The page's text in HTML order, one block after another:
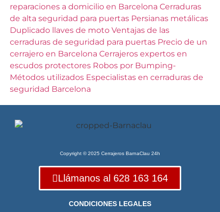
reparaciones a domicilio en Barcelona Cerraduras
de alta seguridad para puertas Persianas metálicas
Duplicado llaves de moto Ventajas de las
cerraduras de seguridad para puertas Precio de un
cerrajero en Barcelona Cerrajeros expertos en
escudos protectores Robos por Bumping-
Métodos utilizados Especialistas en cerraduras de
seguridad Barcelona
Copyright © 2025 Cerrajeros BarnaClau 24h
Llámanos al 628 163 164
CONDICIONES LEGALES